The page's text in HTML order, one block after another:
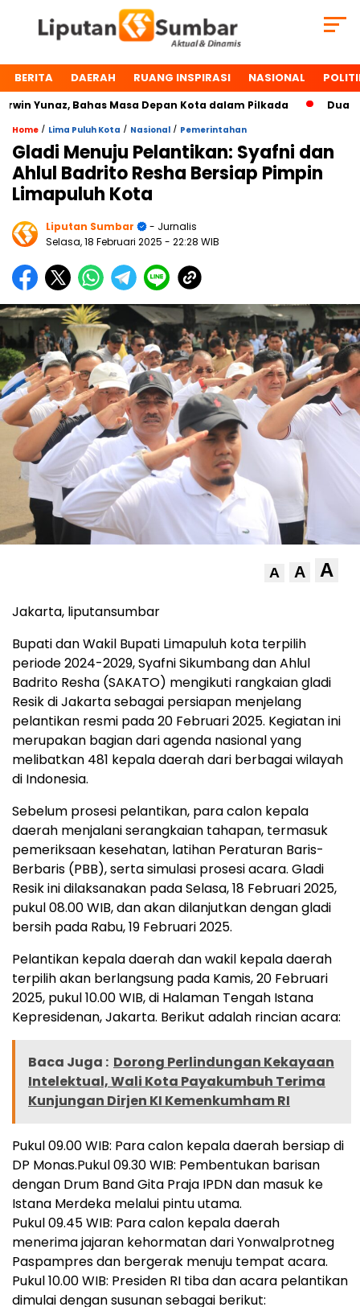
BERITA DAERAH RUANG INSPIRASI NASIONAL
Yunaz, Bahas Masa Depan Kota dalam Pilkada Dua
Home / Lima Puluh Kota / Nasional / Pemerintahan
Gladi Menuju Pelantikan: Syafni dan
Ahlul Badrito Resha Bersiap Pimpin
Limapuluh Kota
Liputan Sumbar
- Jurnalis
Selasa, 18 Februari 2025 - 22:28 WIB
A A A
Jakarta, liputansumbar
Bupati dan Wakil Bupati Limapuluh kota terpilih
periode 2024-2029, Syafni Sikumbang dan Ahlul
Badrito Resha (SAKATO) mengikuti rangkaian gladi
Resik di Jakarta sebagai persiapan menjelang
pelantikan resmi pada 20 Februari 2025. Kegiatan ini
merupakan bagian dari agenda nasional yang
melibatkan 481 kepala daerah dari berbagai wilayah
di Indonesia.
Sebelum prosesi pelantikan, para calon kepala
daerah menjalani serangkaian tahapan, termasuk
pemeriksaan kesehatan, latihan Peraturan Baris-
Berbaris (PBB), serta simulasi prosesi acara. Gladi
Resik ini dilaksanakan pada Selasa, 18 Februari 2025,
pukul 08.00 WIB, dan akan dilanjutkan dengan gladi
bersih pada Rabu, 19 Februari 2025.
Pelantikan kepala daerah dan wakil kepala daerah
terpilih akan berlangsung pada Kamis, 20 Februari
2025, pukul 10.00 WIB, di Halaman Tengah Istana
Kepresidenan, Jakarta. Berikut adalah rincian acara:
Baca Juga : Dorong Perlindungan Kekayaan
Intelektual, Wali Kota Payakumbuh Terima
Kunjungan Dirjen KI Kemenkumham RI
Pukul 09.00 WIB: Para calon kepala daerah bersiap di
DP Monas.Pukul 09.30 WIB: Pembentukan barisan
dengan Drum Band Gita Praja IPDN dan masuk ke
Istana Merdeka melalui pintu utama.
Pukul 09.45 WIB: Para calon kepala daerah
menerima jajaran kehormatan dari Yonwalprotneg
Paspampres dan bergerak menuju tempat acara.
Pukul 10.00 WIB: Presiden RI tiba dan acara pelantikan
dimulai dengan susunan sebagai berikut: